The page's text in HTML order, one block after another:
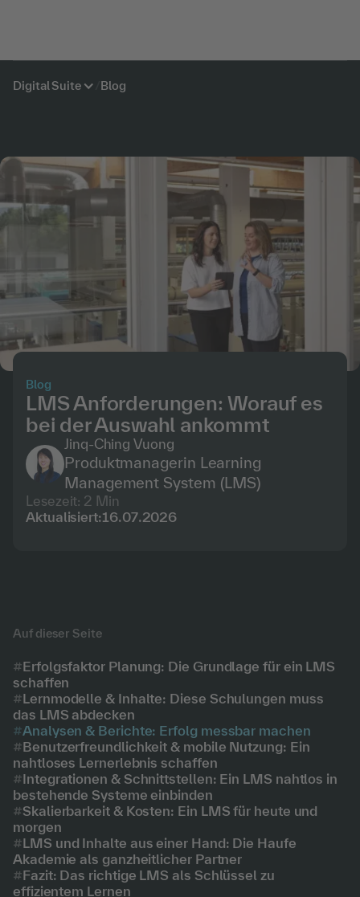
Digital Suite Blog
Blog
LMS Anforderungen: Worauf es
bei der Auswahl ankommt
Jinq-Ching Vuong
Produktmanagerin Learning
Management System (LMS)
Lesezeit: 2 Min
Aktualisiert:16.07.2026
Auf dieser Seite
Erfolgsfaktor Planung: Die Grundlage für ein LMS
schaffen
Lernmodelle & Inhalte: Diese Schulungen muss
das LMS abdecken
Analysen & Berichte: Erfolg messbar machen
Benutzerfreundlichkeit & mobile Nutzung: Ein
nahtloses Lernerlebnis schaffen
Integrationen & Schnittstellen: Ein LMS nahtlos in
bestehende Systeme einbinden
Skalierbarkeit & Kosten: Ein LMS für heute und
morgen
LMS und Inhalte aus einer Hand: Die Haufe
Akademie als ganzheitlicher Partner
Fazit: Das richtige LMS als Schlüssel zu
effizientem Lernen